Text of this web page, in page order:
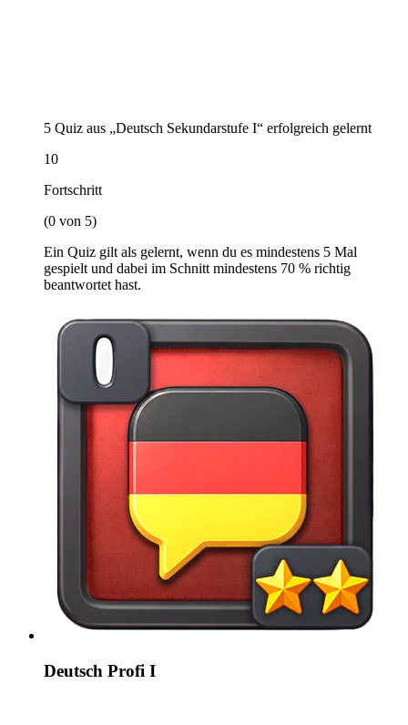
5 Quiz aus „Deutsch Sekundarstufe I“ erfolgreich gelernt
10
Fortschritt
(0 von 5)
Ein Quiz gilt als gelernt, wenn du es mindestens 5 Mal
gespielt und dabei im Schnitt mindestens 70 % richtig
beantwortet hast.
Deutsch Profi I